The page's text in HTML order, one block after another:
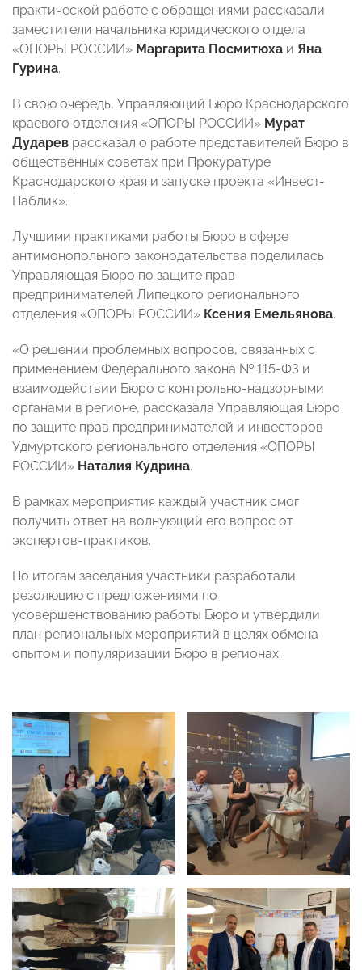
практической работе с обращениями рассказали
заместители начальника юридического отдела
«ОПОРЫ РОССИИ» Маргарита Посмитюха и Яна
Гурина.
В свою очередь, Управляющий Бюро Краснодарского
краевого отделения «ОПОРЫ РОССИИ» Мурат
Дударев рассказал о работе представителей Бюро в
общественных советах при Прокуратуре
Краснодарского края и запуске проекта «Инвест-
Паблик».
Лучшими практиками работы Бюро в сфере
антимонопольного законодательства поделилась
Управляющая Бюро по защите прав
предпринимателей Липецкого регионального
отделения «ОПОРЫ РОССИИ» Ксения Емельянова.
«О решении проблемных вопросов, связанных с
применением Федерального закона № 115-ФЗ и
взаимодействии Бюро с контрольно-надзорными
органами в регионе, рассказала Управляющая Бюро
по защите прав предпринимателей и инвесторов
Удмуртского регионального отделения «ОПОРЫ
РОССИИ» Наталия Кудрина.
В рамках мероприятия каждый участник смог
получить ответ на волнующий его вопрос от
экспертов-практиков.
По итогам заседания участники разработали
резолюцию с предложениями по
усовершенствованию работы Бюро и утвердили
план региональных мероприятий в целях обмена
опытом и популяризации Бюро в регионах.